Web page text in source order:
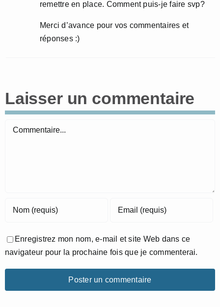
remettre en place. Comment puis-je faire svp?
Merci d’avance pour vos commentaires et
réponses :)
Laisser un commentaire
Commentaire
Enregistrez mon nom, e-mail et site Web dans ce
navigateur pour la prochaine fois que je commenterai.